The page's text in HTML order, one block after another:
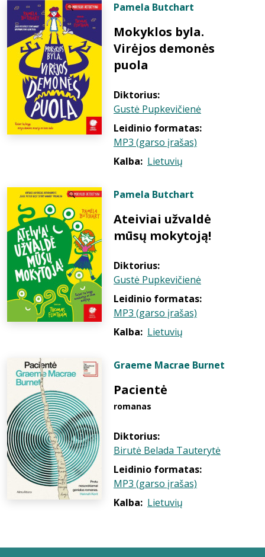
Pamela Butchart
Mokyklos byla.
Virėjos demonės
puola
Diktorius:
Gustė Pupkevičienė
Leidinio formatas:
MP3 (garso įrašas)
Kalba: Lietuvių
Pamela Butchart
Ateiviai užvaldė
mūsų mokytoją!
Diktorius:
Gustė Pupkevičienė
Leidinio formatas:
MP3 (garso įrašas)
Kalba: Lietuvių
Graeme Macrae Burnet
Pacientė
romanas
Diktorius:
Birutė Belada Tauterytė
Leidinio formatas:
MP3 (garso įrašas)
Kalba: Lietuvių